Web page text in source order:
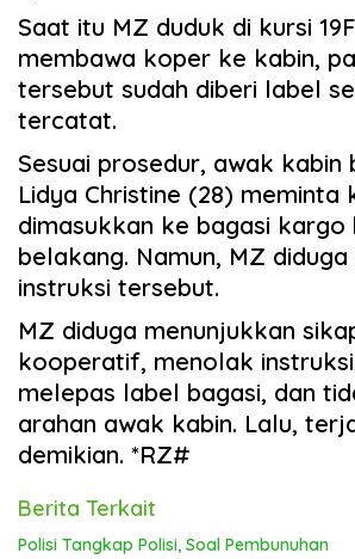
Saat itu MZ duduk di kursi
membawa koper ke kabin,
tersebut sudah diberi label
tercatat.
Sesuai prosedur, awak kabin
Lidya Christine (28) meminta
dimasukkan ke bagasi kargo
belakang. Namun, MZ
instruksi tersebut.
MZ diduga menunjukkan
kooperatif, menolak
melepas label bagasi, dan
arahan awak kabin. Lalu,
demikian. *RZ#
Berita Terkait
Polisi Tangkap Polisi, Soal Pembunuhan